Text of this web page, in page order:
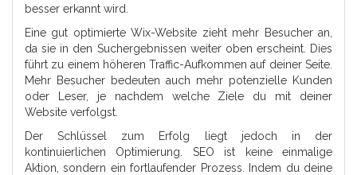
besser erkannt wird.
Eine gut optimierte Wix-Website zieht mehr Besucher an,
da sie in den Suchergebnissen weiter oben erscheint. Dies
führt zu einem höheren Traffic-Aufkommen auf deiner Seite.
Mehr Besucher bedeuten auch mehr potenzielle Kunden
oder Leser, je nachdem welche Ziele du mit deiner
Website verfolgst.
Der Schlüssel zum Erfolg liegt jedoch in der
kontinuierlichen Optimierung. SEO ist keine einmalige
Aktion, sondern ein fortlaufender Prozess. Indem du deine